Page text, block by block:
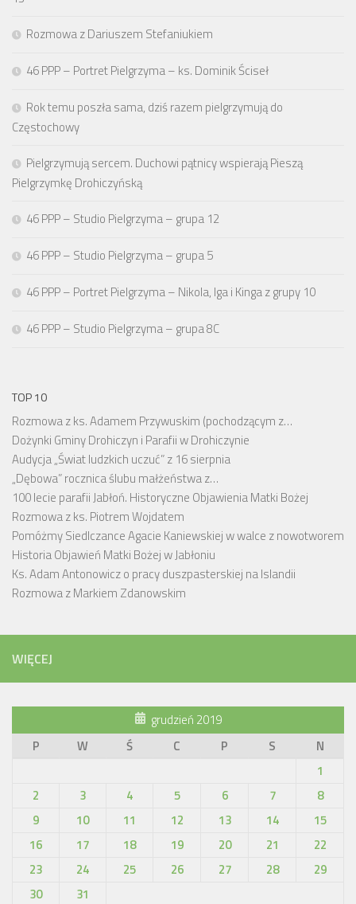
Rozmowa z Dariuszem Stefaniukiem
46 PPP – Portret Pielgrzyma – ks. Dominik Ściseł
Rok temu poszła sama, dziś razem pielgrzymują do
Częstochowy
Pielgrzymują sercem. Duchowi pątnicy wspierają Pieszą
Pielgrzymkę Drohiczyńską
46 PPP – Studio Pielgrzyma – grupa 12
46 PPP – Studio Pielgrzyma – grupa 5
46 PPP – Portret Pielgrzyma – Nikola, Iga i Kinga z grupy 10
46 PPP – Studio Pielgrzyma – grupa 8C
TOP 10
Rozmowa z ks. Adamem Przywuskim (pochodzącym z…
Dożynki Gminy Drohiczyn i Parafii w Drohiczynie
Audycja „Świat ludzkich uczuć” z 16 sierpnia
„Dębowa” rocznica ślubu małżeństwa z…
100 lecie parafii Jabłoń. Historyczne Objawienia Matki Bożej
Rozmowa z ks. Piotrem Wojdatem
Pomóżmy Siedlczance Agacie Kaniewskiej w walce z nowotworem
Historia Objawień Matki Bożej w Jabłoniu
Ks. Adam Antonowicz o pracy duszpasterskiej na Islandii
Rozmowa z Markiem Zdanowskim
WIĘCEJ
grudzień 2019
P
W Ś C P S
N
1
2
3 4 5 6 7
8
9
10 11 12 13 14
15
16
17 18 19 20 21
22
23
24 25 26 27 28
29
30
31